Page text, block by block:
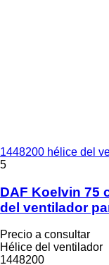
1448200 hélice del
5
DAF Koelvin 75
del ventilador
Precio a consultar
Hélice del ventilador
1448200